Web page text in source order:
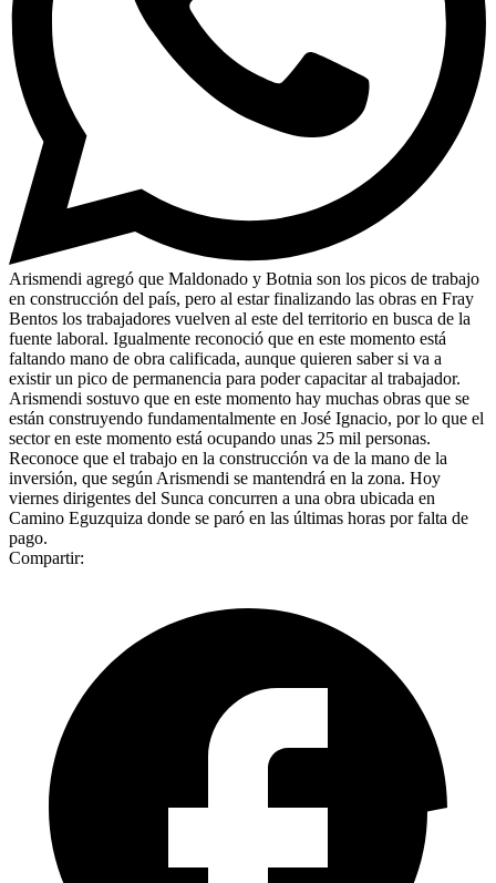
Arismendi agregó que Maldonado y Botnia son los picos de trabajo
en construcción del país, pero al estar finalizando las obras en Fray
Bentos los trabajadores vuelven al este del territorio en busca de la
fuente laboral. Igualmente reconoció que en este momento está
faltando mano de obra calificada, aunque quieren saber si va a
existir un pico de permanencia para poder capacitar al trabajador.
Arismendi sostuvo que en este momento hay muchas obras que se
están construyendo fundamentalmente en José Ignacio, por lo que el
sector en este momento está ocupando unas 25 mil personas.
Reconoce que el trabajo en la construcción va de la mano de la
inversión, que según Arismendi se mantendrá en la zona. Hoy
viernes dirigentes del Sunca concurren a una obra ubicada en
Camino Eguzquiza donde se paró en las últimas horas por falta de
pago.
Compartir: